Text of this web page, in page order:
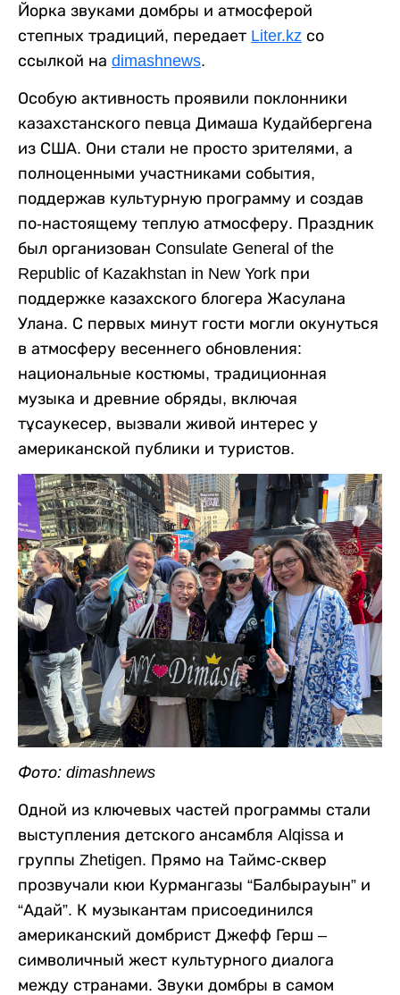
Йорка звуками домбры и атмосферой
степных традиций, передает Liter.kz со
ссылкой на dimashnews.
Особую активность проявили поклонники
казахстанского певца Димаша Кудайбергена
из США. Они стали не просто зрителями, а
полноценными участниками события,
поддержав культурную программу и создав
по-настоящему теплую атмосферу. Праздник
был организован Consulate General of the
Republic of Kazakhstan in New York при
поддержке казахского блогера Жасулана
Улана. С первых минут гости могли окунуться
в атмосферу весеннего обновления:
национальные костюмы, традиционная
музыка и древние обряды, включая
тұсаукесер, вызвали живой интерес у
американской публики и туристов.
Фото: dimashnews
Одной из ключевых частей программы стали
выступления детского ансамбля Alqissa и
группы Zhetigen. Прямо на Таймс-сквер
прозвучали кюи Курмангазы “Балбырауын” и
“Адай”. К музыкантам присоединился
американский домбрист Джефф Герш –
символичный жест культурного диалога
между странами. Звуки домбры в самом